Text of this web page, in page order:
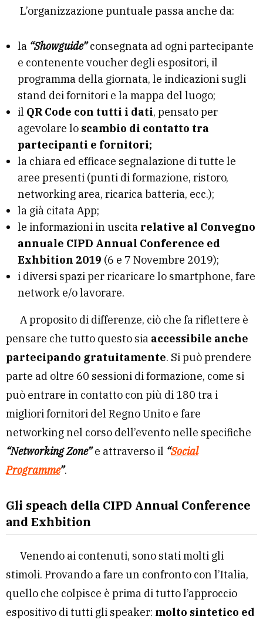
L’organizzazione puntuale passa anche da:
la “Showguide”consegnata ad ogni partecipante
e contenente voucher degli espositori, il
programma della giornata, le indicazioni sugli
stand dei fornitori e la mappa del luogo;
il QR Code con tutti i dati, pensato per
agevolare lo scambio di contatto tra
partecipanti e fornitori;
la chiara ed efficace segnalazione di tutte le
aree presenti (punti di formazione, ristoro,
networking area, ricarica batteria, ecc.);
la già citata App;
le informazioni in uscita relative al Convegno
annuale CIPD Annual Conference ed
Exhbition 2019 (6 e 7 Novembre 2019);
i diversi spazi per ricaricare lo smartphone, fare
network e/o lavorare.
A proposito di differenze, ciò che fa riflettere è
pensare che tutto questo sia accessibile anche
partecipando gratuitamente. Si può prendere
parte ad oltre 60 sessioni di formazione, come si
può entrare in contatto con più di 180 tra i
migliori fornitori del Regno Unito e fare
networking nel corso dell’evento nelle specifiche
“Networking Zone”e attraverso il “Social
Programme”.
Gli speach della CIPD Annual Conference
and Exhbition
Venendo ai contenuti, sono stati molti gli
stimoli. Provando a fare un confronto con l’Italia,
quello che colpisce è prima di tutto l’approccio
espositivo di tutti gli speaker: molto sintetico ed